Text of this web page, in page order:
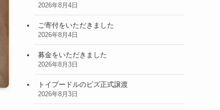
2026年8月4日
ご寄付をいただきました
2026年8月4日
募金をいただきました
2026年8月3日
トイプードルのビズ正式譲渡
2026年8月3日